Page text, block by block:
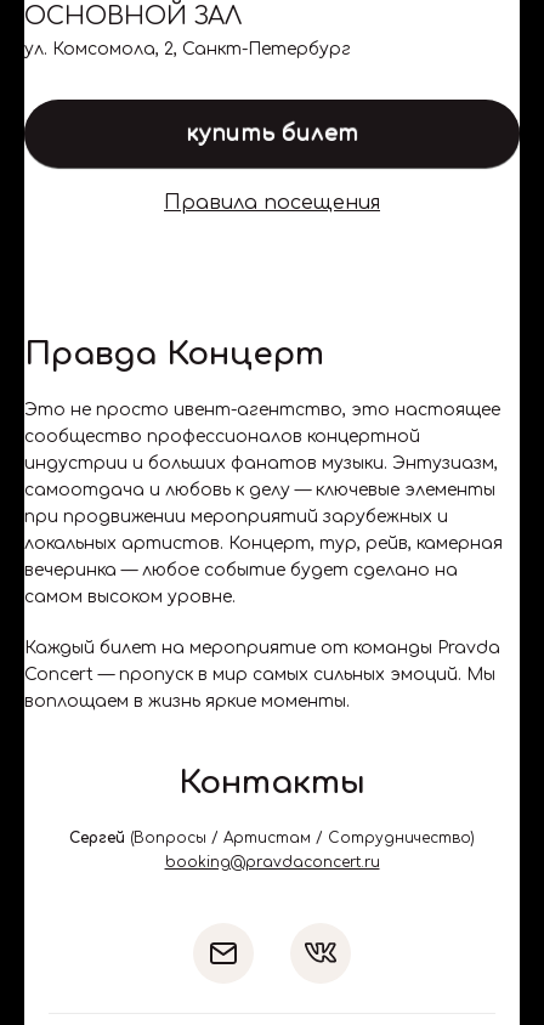
ОСНОВНОЙ ЗАЛ
ул. Комсомола, 2, Санкт-Петербург
купить билет
Правила посещения
Правда Концерт
Это не просто ивент-агентство, это настоящее
сообщество профессионалов концертной
индустрии и больших фанатов музыки. Энтузиазм,
самоотдача и любовь к делу — ключевые элементы
при продвижении мероприятий зарубежных и
локальных артистов. Концерт, тур, рейв, камерная
вечеринка — любое событие будет сделано на
самом высоком уровне.
Каждый билет на мероприятие от команды Pravda
Concert — пропуск в мир самых сильных эмоций. Мы
воплощаем в жизнь яркие моменты.
Контакты
Сергей (Вопросы / Артистам / Сотрудничество)
booking@pravdaconcert.ru